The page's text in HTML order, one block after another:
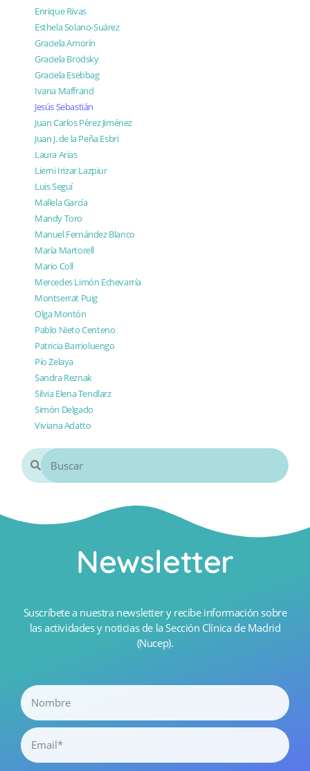
Enrique Rivas
Esthela Solano-Suárez
Graciela Amorín
Graciela Brodsky
Graciela Esebbag
Ivana Maffrand
Jesús Sebastián
Juan Carlos Pérez Jiménez
Juan J. de la Peña Esbri
Laura Arias
Lierni Irizar Lazpiur
Luis Seguí
Mallela García
Mandy Toro
Manuel Fernández Blanco
María Martorell
Mario Coll
Mercedes Limón Echevarría
Montserrat Puig
Olga Montón
Pablo Nieto Centeno
Patricia Barrioluengo
Pío Zelaya
Sandra Reznak
Silvia Elena Tendlarz
Simón Delgado
Viviana Adatto
Newsletter
Suscríbete a nuestra newsletter y recibe información sobre
las actividades y noticias de la Sección Clínica de Madrid
(Nucep).